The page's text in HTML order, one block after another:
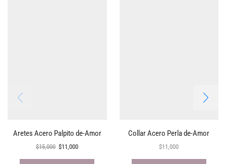
Aretes Acero Palpito de-Amor
$15,000 $11,000
Collar Acero Perla de-Amor
$11,000